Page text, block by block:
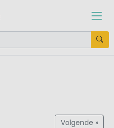
Volgende »